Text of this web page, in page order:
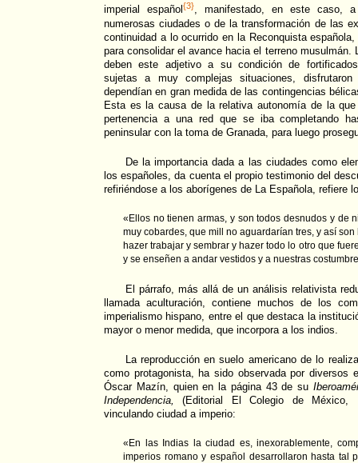
imperial español {3}, manifestado, en este caso,
numerosas ciudades o de la transformación de las
continuidad a lo ocurrido en la Reconquista
para consolidar el avance hacia el terreno musulmán.
deben este adjetivo a su condición de
sujetas a muy complejas situaciones,
dependían en gran medida de las contingencias
Esta es la causa de la relativa autonomía de la
pertenencia a una red que se iba completando
peninsular con la toma de Granada, para luego
De la importancia dada a las ciudades como
los españoles, da cuenta el propio testimonio del
refiriéndose a los aborígenes de La Española, refiere
«Ellos no tienen armas, y son todos desnudos y de
muy cobardes, que mill no aguardarían tres, y así
hazer trabajar y sembrar y hazer todo lo otro que
y se enseñen a andar vestidos y a nuestras
El párrafo, más allá de un análisis relativista
llamada aculturación, contiene muchos de los
imperialismo hispano, entre el que destaca la
mayor o menor medida, que incorpora a los indios.
La reproducción en suelo americano de lo
como protagonista, ha sido observada por diversos
Óscar Mazín, quien en la página 43 de su
Independencia,
(Editorial El Colegio de México,
vinculando ciudad a imperio:
«En las Indias la ciudad es, inexorablemente,
imperios romano y español desarrollaron hasta tal